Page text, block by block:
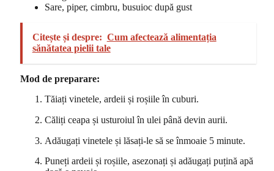
Sare, piper, cimbru, busuioc după gust
Citește și despre: Cum afectează alimentația
sănătatea pielii tale
Mod de preparare:
Tăiați vinetele, ardeii și roșiile în cuburi.
Căliți ceapa și usturoiul în ulei până devin aurii.
Adăugați vinetele și lăsați-le să se înmoaie 5 minute.
Puneți ardeii și roșiile, asezonați și adăugați puțină apă